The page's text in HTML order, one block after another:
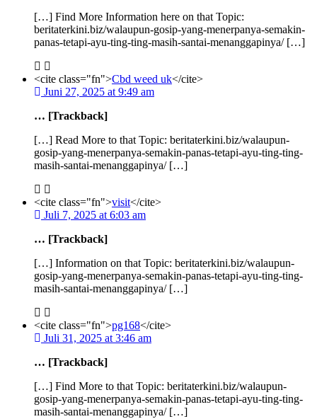
[…] Find More Information here on that Topic:
beritaterkini.biz/walaupun-gosip-yang-menerpanya-semakin-
panas-tetapi-ayu-ting-ting-masih-santai-menanggapinya/ […]
<cite class="fn">Cbd weed uk</cite>
Juni 27, 2025 at 9:49 am
… [Trackback]
[…] Read More to that Topic: beritaterkini.biz/walaupun-
gosip-yang-menerpanya-semakin-panas-tetapi-ayu-ting-ting-
masih-santai-menanggapinya/ […]
<cite class="fn">visit</cite>
Juli 7, 2025 at 6:03 am
… [Trackback]
[…] Information on that Topic: beritaterkini.biz/walaupun-
gosip-yang-menerpanya-semakin-panas-tetapi-ayu-ting-ting-
masih-santai-menanggapinya/ […]
<cite class="fn">pg168</cite>
Juli 31, 2025 at 3:46 am
… [Trackback]
[…] Find More to that Topic: beritaterkini.biz/walaupun-
gosip-yang-menerpanya-semakin-panas-tetapi-ayu-ting-ting-
masih-santai-menanggapinya/ […]